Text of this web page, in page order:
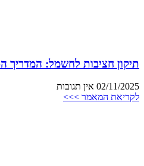
תיקון חציבות לחשמל: המדריך
02/11/2025 אין תגובות
לקריאת המאמר >>>